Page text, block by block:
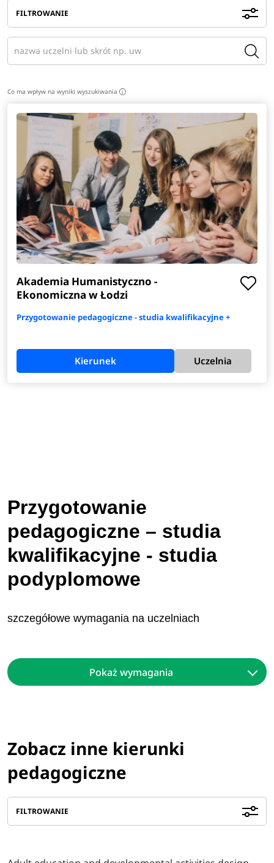
FILTROWANIE
Co ma wpływ na wyniki wyszukiwania i
Akademia Humanistyczno -
Ekonomiczna w Łodzi
Przygotowanie pedagogiczne - studia kwalifikacyjne +
Kierunek Uczelnia
Przygotowanie
pedagogiczne – studia
kwalifikacyjne - studia
podyplomowe
szczegółowe wymagania na uczelniach
Pokaż wymagania
Zobacz inne kierunki
pedagogiczne
FILTROWANIE